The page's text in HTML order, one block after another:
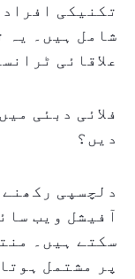
شامل ہیں۔ یہ
علاقائی
فلائی دبئی
دیں؟
دلچسپی
آفیشل ویب
سکتے ہیں۔
پر مشتمل